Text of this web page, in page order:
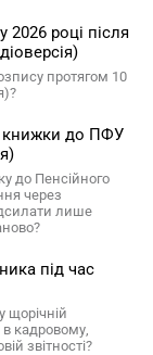
році після
протягом 10
книжки до ПФУ
до Пенсійного
через
лише
під час
щорічній
в кадровому,
звітності?